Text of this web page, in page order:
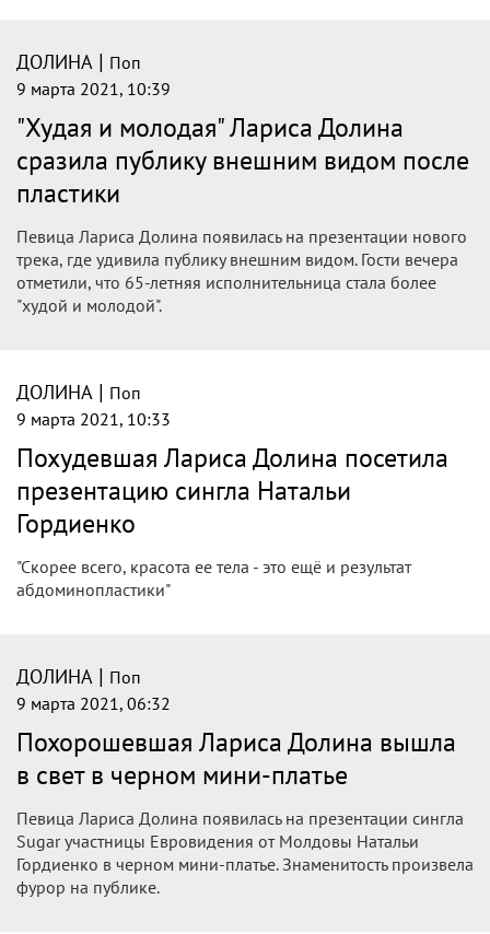
ДОЛИНА | Поп
9 марта 2021, 11:15
65-летняя Лариса Долина стала худой и
молодой после пластики
ДОЛИНА
9 марта 2021, 11:13
Лариса Долина с каждым снимком
выглядит все моложе
Внешность Ларисы Долиной за последние годы
кардинально изменилась. Время берет свое, и популярный
ДОЛИНА|Поп
9 марта 2021, 10:39
"Худая и молодая" Лариса Долина
сразила публику внешним видом после
пластики
Здоровье в России и